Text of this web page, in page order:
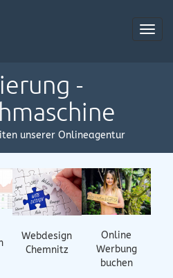
-
unserer Onlineagentur
Webdesign
Chemnitz
Online
Werbung
buchen